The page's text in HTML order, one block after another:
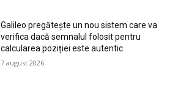
Galileo pregătește un nou sistem care va
verifica dacă semnalul folosit pentru
calcularea poziției este autentic
7 august 2026